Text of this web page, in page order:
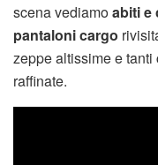
scena vediamoabiti e
pantaloni cargo
zeppe altissime e
raffinate.